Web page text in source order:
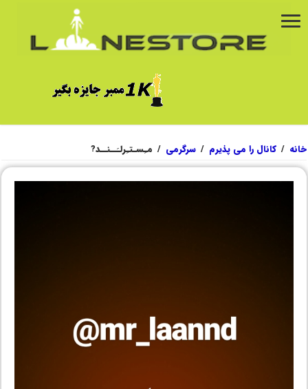
خانه / کانال را می پذیرم / سرگرمی / مـِسـتـِرلـَــنــد?